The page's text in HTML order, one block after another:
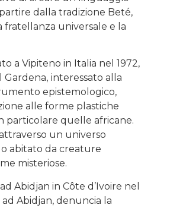
dalla tradizione Beté,
universale e la
a Vipiteno in Italia nel 1972,
Gardena, interessato alla
epistemologico,
alle forme plastiche
particolare quelle africane.
un universo
abitato da creature
misteriose.
Abidjan in Côte d’Ivoire nel
ad Abidjan, denuncia la